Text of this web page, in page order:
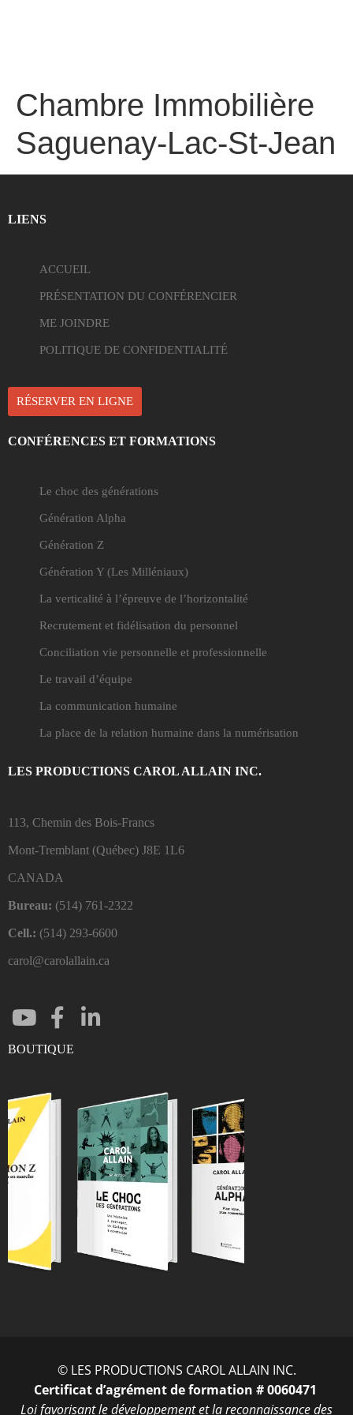
Chambre Immobilière
Saguenay-Lac-St-Jean
LIENS
ACCUEIL
PRÉSENTATION DU CONFÉRENCIER
ME JOINDRE
POLITIQUE DE CONFIDENTIALITÉ
RÉSERVER EN LIGNE
CONFÉRENCES ET FORMATIONS
Le choc des générations
Génération Alpha
Génération Z
Génération Y (Les Milléniaux)
La verticalité à l’épreuve de l’horizontalité
Recrutement et fidélisation du personnel
Conciliation vie personnelle et professionnelle
Le travail d’équipe
La communication humaine
La place de la relation humaine dans la numérisation
LES PRODUCTIONS CAROL ALLAIN INC.
113, Chemin des Bois-Francs
Mont-Tremblant (Québec) J8E 1L6
CANADA
Bureau: (514) 761-2322
Cell.: (514) 293-6600
carol@carolallain.ca
BOUTIQUE
ENTRER
© LES PRODUCTIONS CAROL ALLAIN INC.
Certificat d’agrément de formation # 0060471
Loi favorisant le développement et la reconnaissance des